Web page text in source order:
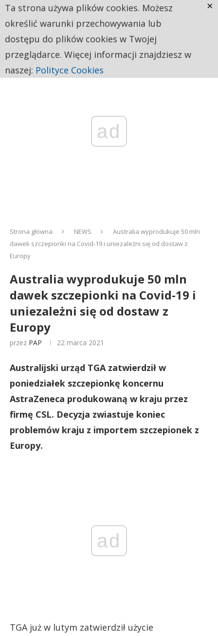
ad
Strona główna NEWS
Australia wyprodukuje 50 mln
dawek szczepionki na Covid-19 i uniezależni się od dostaw z
Europy
Australia wyprodukuje 50 mln
dawek szczepionki na Covid-19 i
uniezależni się od dostaw z
Europy
przez PAP 22 marca 2021
Australijski urząd TGA zatwierdził w
poniedziałek szczepionkę koncernu
AstraZeneca produkowaną w kraju przez
firmę CSL. Decyzja zwiastuje koniec
problemów kraju z importem szczepionek z
Europy.
ad
TGA już w lutym zatwierdził użycie
Ta strona używa plików cookies. Możesz
określić warunki przechowywania lub
dostępu do plików cookies w Twojej
przeglądarce. Więcej informacji znajdziesz w
naszej: Polityce Cookies
×